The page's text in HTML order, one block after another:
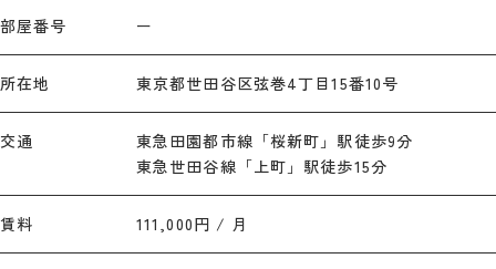
部屋番号 ー
所在地 東京都世田谷区弦巻4丁目15番10号
交通
東急田園都市線「桜新町」駅徒歩9分
東急世田谷線「上町」駅徒歩15分
賃料 111,000円 / 月